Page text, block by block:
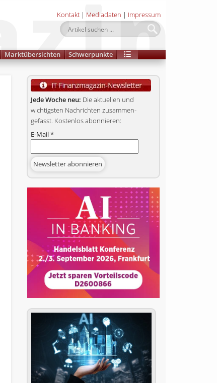
Kontakt | Mediadaten | Impressum
Marktübersichten Schwerpunkte
Jede Woche neu: Die aktuellen und
wichtigsten Nachrichten zusammen­
gefasst. Kostenlos abonnieren:
E-Mail*